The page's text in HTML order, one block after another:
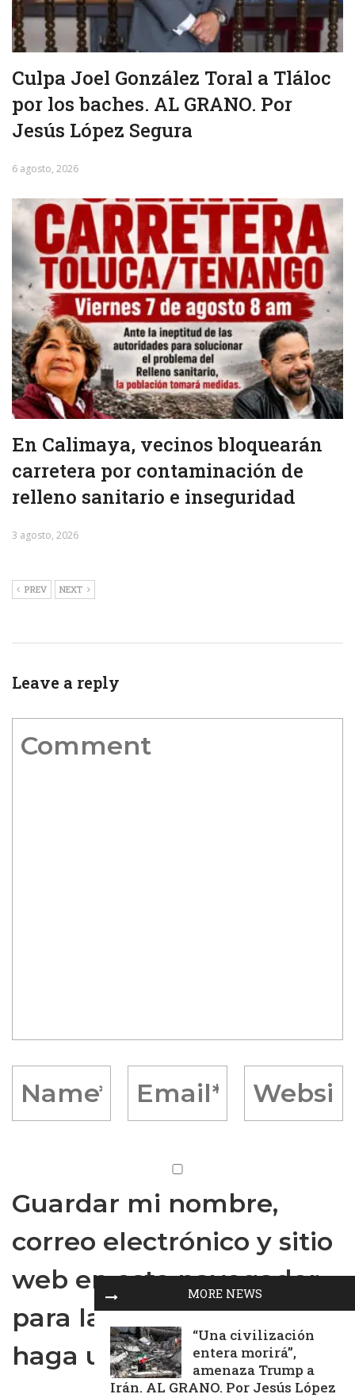
Culpa Joel González Toral a Tláloc
por los baches. AL GRANO. Por
Jesús López Segura
6 agosto, 2026
En Calimaya, vecinos bloquearán
carretera por contaminación de
relleno sanitario e inseguridad
3 agosto, 2026
PREV NEXT
Leave a reply
Guardar mi nombre,
correo electrónico y sitio
web en este navegador
para la próxima vez que
haga un comentario.
MORE NEWS
“Una civilización
entera morirá”,
amenaza Trump a
Irán. AL GRANO. Por Jesús López